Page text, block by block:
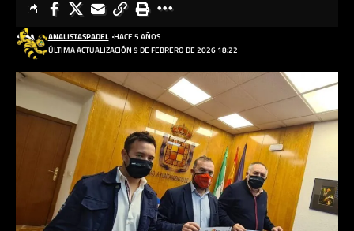
ÚLTIMA ACTUALIZACIÓN 9 DE FEBRERO DE 2026 18:22
ANALISTASPADEL HACE 5 AÑOS